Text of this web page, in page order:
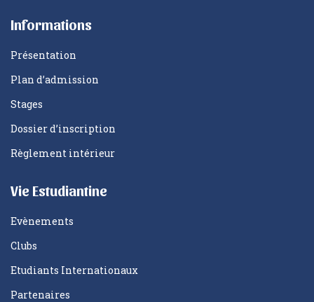
Informations
Présentation
Plan d’admission
Stages
Dossier d’inscription
Règlement intérieur
Vie Estudiantine
Evènements
Clubs
Etudiants Internationaux
Partenaires